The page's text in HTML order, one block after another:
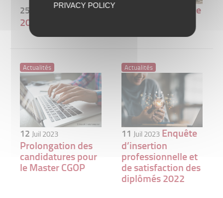
25 Sep 2023 Rentrée
2023
Rentrée
Actualités
12 Juil 2023
Prolongation des
candidatures pour
le Master CGOP
Actualités
11 Juil 2023 Enquête
d’insertion
professionnelle et
de satisfaction des
diplômés 2022
PRIVACY POLICY